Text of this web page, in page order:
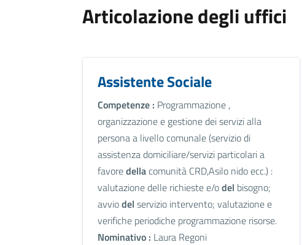
Articolazione degli uffici
Assistente Sociale
Competenze : Programmazione ,
organizzazione e gestione dei servizi alla
persona a livello comunale (servizio di
assistenza domiciliare/servizi particolari a
favoredella comunità CRD,Asilo nido ecc.) :
valutazione delle richieste e/odel bisogno;
avviodel servizio intervento; valutazione e
verifiche periodiche programmazione risorse.
Nominativo : Laura Regoni